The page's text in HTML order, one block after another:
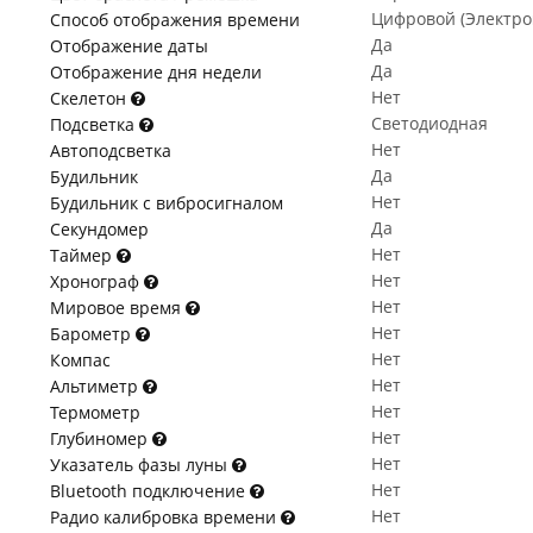
Способ отображения времени
Цифровой
Отображение даты
Да
Отображение дня недели
Да
Скелетон
Нет
Подсветка
Светодиодная
Автоподсветка
Нет
Будильник
Да
Будильник с вибросигналом
Нет
Секундомер
Да
Таймер
Нет
Хронограф
Нет
Мировое время
Нет
Барометр
Нет
Компас
Нет
Альтиметр
Нет
Термометр
Нет
Глубиномер
Нет
Указатель фазы луны
Нет
Bluetooth подключение
Нет
Радио калибровка времени
Нет